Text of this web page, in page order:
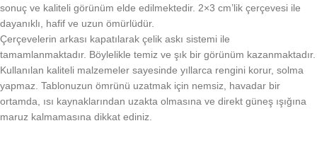
sonuç ve kaliteli görünüm elde edilmektedir. 2×3 cm’lik çerçevesi ile
dayanıklı, hafif ve uzun ömürlüdür.
Çerçevelerin arkası kapatılarak çelik askı sistemi ile
tamamlanmaktadır. Böylelikle temiz ve şık bir görünüm kazanmaktadır.
Kullanılan kaliteli malzemeler sayesinde yıllarca rengini korur, solma
yapmaz. Tablonuzun ömrünü uzatmak için nemsiz, havadar bir
ortamda, ısı kaynaklarından uzakta olmasına ve direkt güneş ışığına
maruz kalmamasına dikkat ediniz.